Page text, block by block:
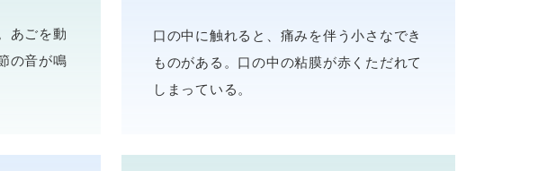
あごを動
の音が鳴
口の中に触れると、痛みを伴う小さなでき
ものがある。口の中の粘膜が赤くただれて
しまっている。